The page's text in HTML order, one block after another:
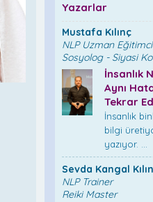
Yazarlar
Mustafa Kılınç
NLP Uzman
Sosyolog - Siyasi
İnsanlık
Aynı
Tekrar
İnsanlık
bilgi
yazıyor. ...
Sevda Kangal
NLP Trainer
Reiki Master